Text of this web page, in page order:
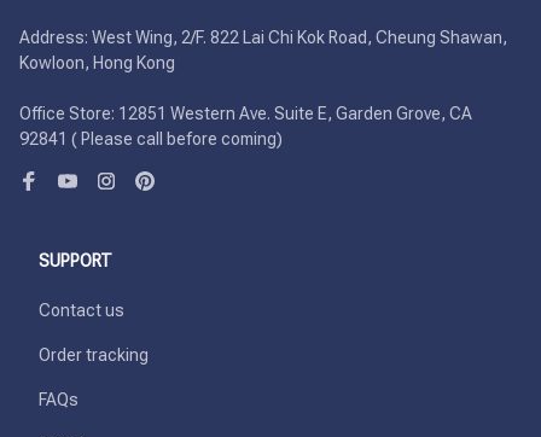
Address: West Wing, 2/F. 822 Lai Chi Kok Road, Cheung Shawan,
Kowloon, Hong Kong
Office Store: 12851 Western Ave. Suite E, Garden Grove, CA
92841 ( Please call before coming)
SUPPORT
Contact us
Order tracking
FAQs